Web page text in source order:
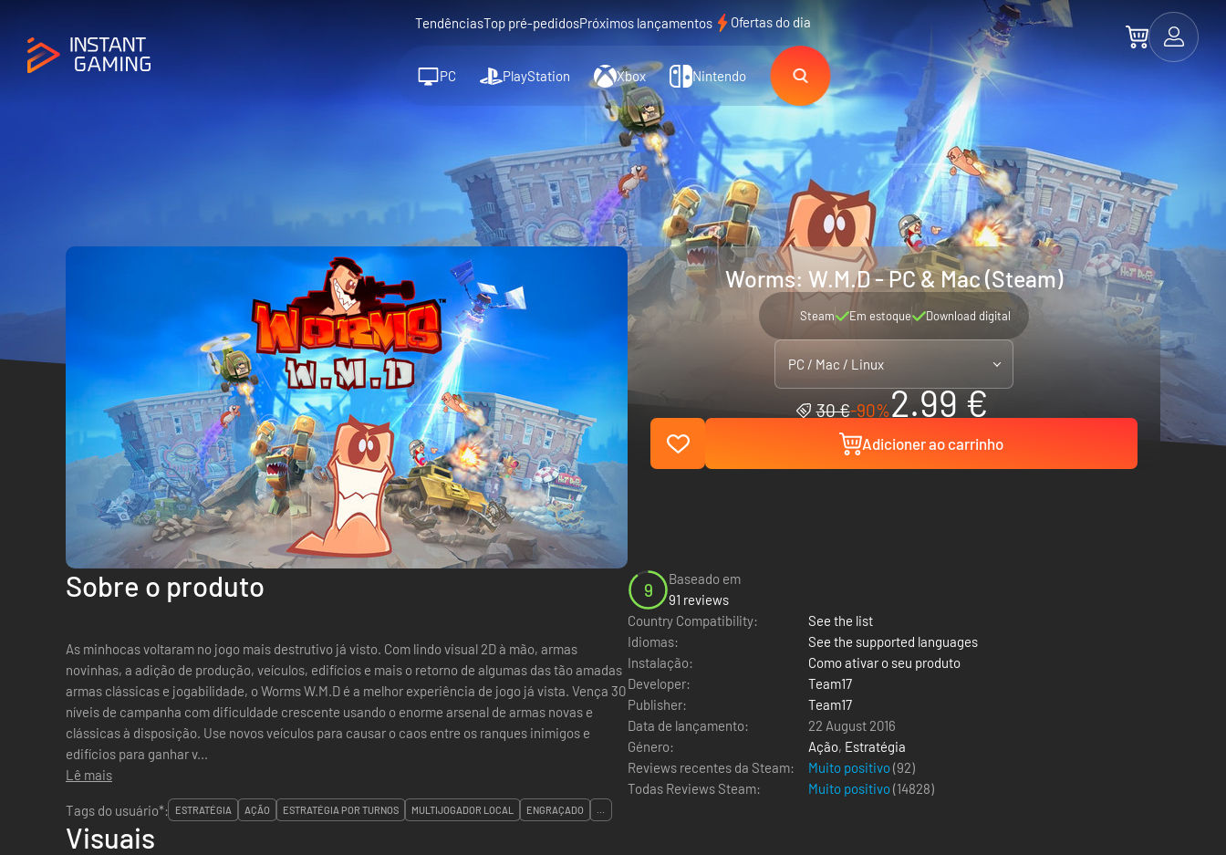
TendênciasTop pré-pedidosPróximos lançamentos Ofertas do dia
PC PlayStation Xbox Nintendo
Worms: W.M.D - PC & Mac (Steam)
Steam Em estoque Download digital
PC / Mac / Linux
30 €-90%2.99 €
Adicioner ao carrinho
Sobre o produto
As minhocas voltaram no jogo mais destrutivo já visto. Com lindo visual 2D à mão, armas
novinhas, a adição de produção, veículos, edifícios e mais o retorno de algumas das tão amadas
armas clássicas e jogabilidade, o Worms W.M.D é a melhor experiência de jogo já vista. Vença 30
níveis de campanha com dificuldade crescente usando o enorme arsenal de armas novas e
clássicas à disposição. Use novos veículos para causar o caos entre os ranques inimigos e
edifícios para ganhar v...
Lê mais
9
Baseado em
91 reviews
Country Compatibility:
See the list
Idiomas:
See the supported languages
Instalação:
Como ativar o seu produto
Developer:
Team17
Publisher:
Team17
Data de lançamento:
22 August 2016
Género:
Ação, Estratégia
Reviews recentes da Steam:
Muito positivo(92)
Todas Reviews Steam:
Muito positivo(14828)
Tags do usuário*:
ESTRATÉGIA AÇÃO ESTRATÉGIA POR TURNOS MULTIJOGADOR LOCAL ENGRAÇADO ...
Visuais